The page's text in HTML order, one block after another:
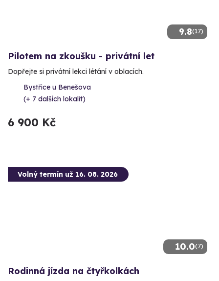
9.8(17)
Pilotem na zkoušku - privátní let
Dopřejte si privátní lekci létání v oblacích.
Bystřice u Benešova
(+ 7 dalších lokalit)
6 900 Kč
10.0(7)
Volný termín už 16. 08. 2026
Rodinná jízda na čtyřkolkách